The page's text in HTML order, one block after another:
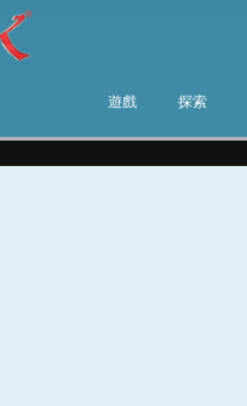
遊戲 探索